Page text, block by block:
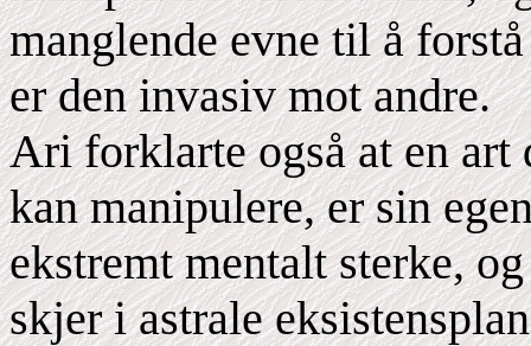
manglende evne til å
er den invasiv mot andre.
Ari forklarte også at en
kan manipulere, er sin
ekstremt mentalt sterke,
skjer i astrale